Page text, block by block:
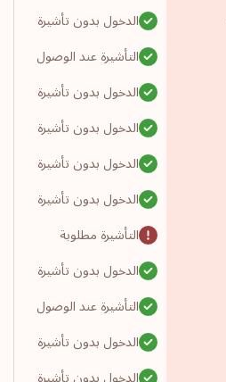
الدخول بدون تأشيرة
التأشيرة عند الوصول
الدخول بدون تأشيرة
الدخول بدون تأشيرة
الدخول بدون تأشيرة
الدخول بدون تأشيرة
التأشيرة مطلوبة
الدخول بدون تأشيرة
التأشيرة عند الوصول
الدخول بدون تأشيرة